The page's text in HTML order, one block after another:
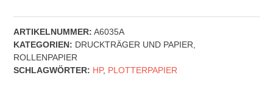
90g/m2
-
(C6035A)
Universal
Menge
ARTIKELNUMMER: A6035A
KATEGORIEN: DRUCKTRÄGER UND PAPIER
ROLLENPAPIER
SCHLAGWÖRTER: HP, PLOTTERPAPIER